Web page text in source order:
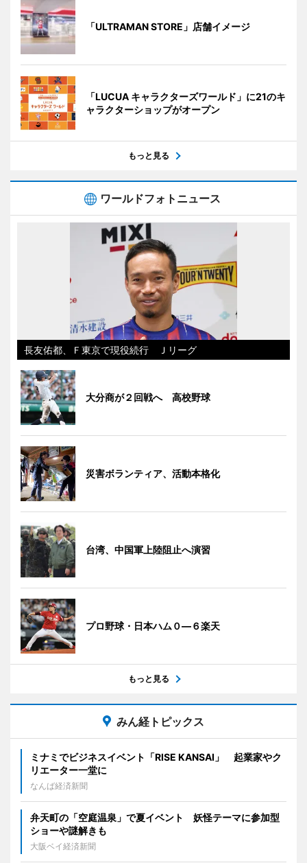
「ULTRAMAN STORE」店舗イメージ
「LUCUA キャラクターズワールド」に21のキ
ャラクターショップがオープン
もっと見る
ワールドフォトニュース
長友佑都、Ｆ東京で現役続行 Ｊリーグ
大分商が２回戦へ 高校野球
災害ボランティア、活動本格化
台湾、中国軍上陸阻止へ演習
プロ野球・日本ハム０―６楽天
もっと見る
みん経トピックス
ミナミでビジネスイベント「RISE KANSAI」 起業家やク
リエーター一堂に
なんば経済新聞
弁天町の「空庭温泉」で夏イベント 妖怪テーマに参加型
ショーや謎解きも
大阪ベイ経済新聞